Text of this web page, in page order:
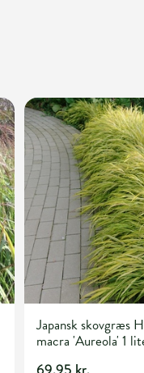
Japansk skovgræs
macra 'Aureola' 1